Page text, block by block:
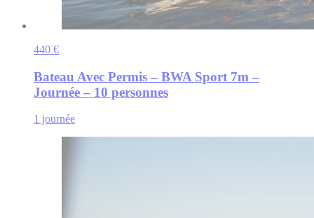
440 €
Bateau Avec Permis – BWA Sport 7m –
Journée – 10 personnes
1 journée